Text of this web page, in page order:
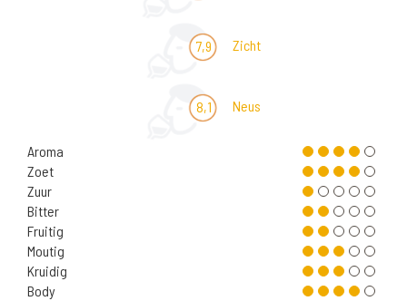
7,9 Zicht
8,1 Neus
Aroma
Zoet
Zuur
Bitter
Fruitig
Moutig
Kruidig
Body